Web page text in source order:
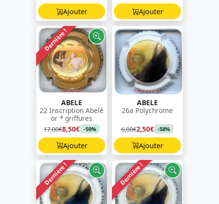
Ajouter Ajouter
Dernière !
ABELE
22 Inscription Abelé
or * griffures
17,00€8,50€ -50%
Ajouter
ABELE
26a Polychrome
6,00€2,50€ -58%
Ajouter
Dernière ! Dernière !